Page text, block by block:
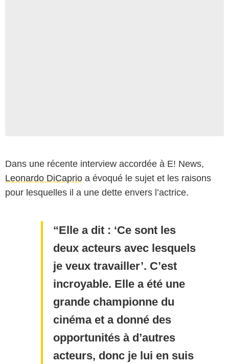
Dans une récente interview accordée à E! News,
Leonardo DiCaprio a évoqué le sujet et les raisons
pour lesquelles il a une dette envers l’actrice.
Elle a dit : ‘Ce sont les
deux acteurs avec lesquels
je veux travailler’. C’est
incroyable. Elle a été une
grande championne du
cinéma et a donné des
opportunités à d’autres
acteurs, donc je lui en suis